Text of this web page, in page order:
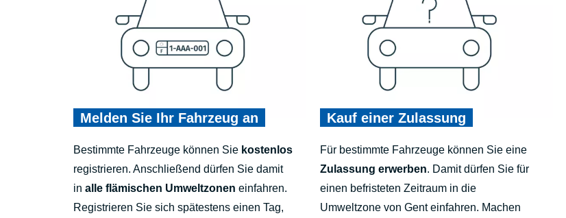
Melden Sie Ihr Fahrzeug an
Bestimmte Fahrzeuge können Sie kostenlos
registrieren. Anschließend dürfen Sie damit
in alle flämischen Umweltzonen einfahren.
Registrieren Sie sich spätestens einen Tag,
Kauf einer Zulassung
Für bestimmte Fahrzeuge können Sie eine
Zulassung erwerben. Damit dürfen Sie für
einen befristeten Zeitraum in die
Umweltzone von Gent einfahren. Machen